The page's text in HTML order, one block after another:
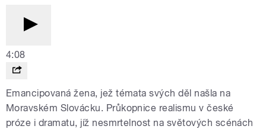
4:08
Emancipovaná žena, jež témata svých děl našla na
Moravském Slovácku. Průkopnice realismu v české
próze i dramatu, jíž nesmrtelnost na světových scénách